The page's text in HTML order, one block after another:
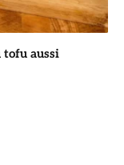
tofu aussi